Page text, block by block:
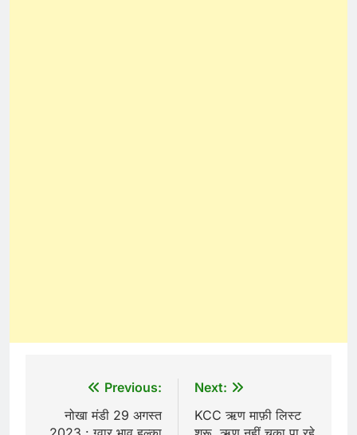
navigation
Previous:
नोखा मंडी 29 अगस्त
Next:
KCC ऋण माफ़ी लिस्ट